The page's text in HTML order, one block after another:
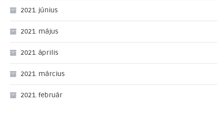
2021. június
2021. május
2021. április
2021. március
2021. február